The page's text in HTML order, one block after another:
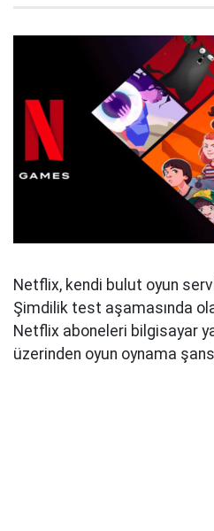
Netflix, kendi bulut oyun
Şimdilik test aşamasında
Netflix aboneleri bilgisayar
üzerinden oyun oynama